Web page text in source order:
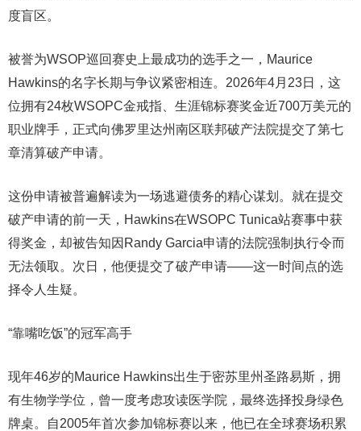
度盲区。
被誉为WSOP巡回赛史上最成功的选手之一，Maurice
Hawkins的名字长期与争议紧密相连。2026年4月23日，这
位拥有24枚WSOPC金戒指、生涯锦标赛奖金近700万美元的
职业牌手，正式向佛罗里达州南区联邦破产法院提交了第七
章清算破产申请。
这份申请被普遍解读为一场逃避债务的精心谋划。就在提交
破产申请的前一天，Hawkins在WSOPC Tunica站赛事中获
得奖金，却被告知因Randy Garcia申请的法院强制执行令而
无法领取。次日，他便提交了破产申请——这一时间点的选
择令人生疑。
“靠嘴吃饭”的冠军高手
现年46岁的Maurice Hawkins出生于密苏里州圣路易斯，拥
有生物学学位，曾一度考虑攻读医学院，最终选择投身绿色
牌桌。自2005年首次参加锦标赛以来，他已在全球赛场积累